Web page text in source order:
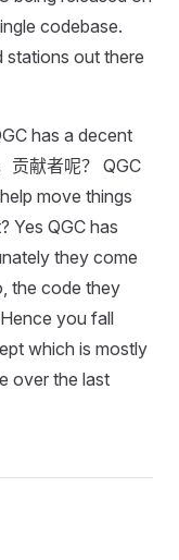
codebase.
stations out there
has a decent
贡献者呢？ QGC
move things
Yes QGC has
they come
the code they
you fall
which is mostly
over the last